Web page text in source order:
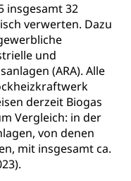
insgesamt 32
verwerten. Dazu
und
(ARA). Alle
derzeit Biogas
Vergleich: in der
von denen
mit insgesamt ca.